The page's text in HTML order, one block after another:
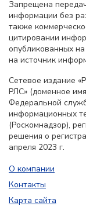
Запрещена
информации без
также
цитировании
опубликованных
на источник
Сетевое издание
РЛС» (доменное
Федеральной
информационных
(Роскомнадзор),
решения о
апреля 2023 г.
О компании
Контакты
Карта сайта